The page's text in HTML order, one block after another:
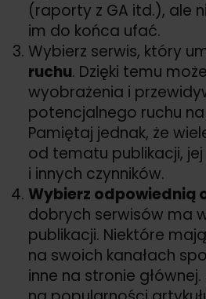
(raporty z GA itd.), ale
im do końca ufać.
Wybierz serwis, który
ruchu. Dzięki temu
wyobrażenia i
potencjalnego ruchu
Pamiętaj jednak, że
od tematu publikacji,
i innych czynników.
Wybierz odpowiednią
dobrych serwisów ma
publikacji. Niektóre
na swoich kanałach
inne na stronie głównej.